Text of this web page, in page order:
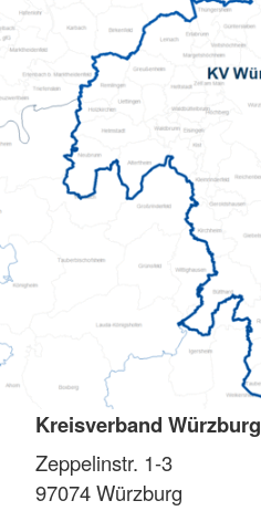
Kreisverband Würzburg
Zeppelinstr. 1-3
97074Würzburg